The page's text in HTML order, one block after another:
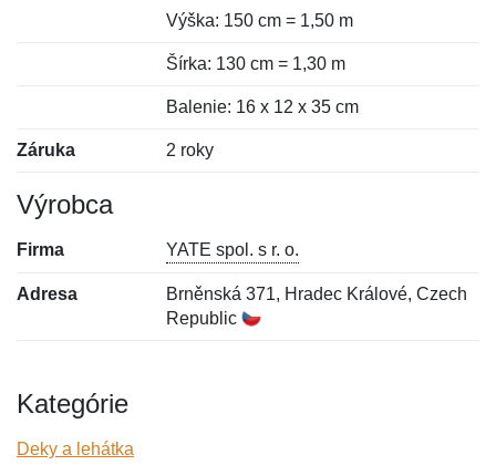
Výška: 150 cm = 1,50 m
Šírka: 130 cm = 1,30 m
Balenie: 16 x 12 x 35 cm
Záruka 2 roky
Výrobca
Firma YATE spol. s r. o.
Adresa
Brněnská 371, Hradec Králové, Czech
Republic
Kategórie
Deky a lehátka